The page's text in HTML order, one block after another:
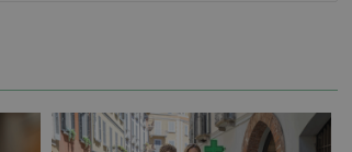
servizio di analisi più comunemente
Questo cookie viene utilizzato per
unici assegnando un numero